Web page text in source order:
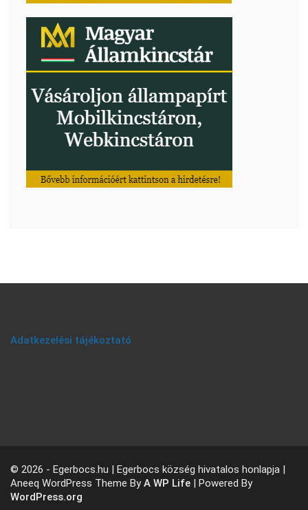
Adatkezelési tájékoztató
© 2026 - Egerbocs.hu | Egerbocs község hivatalos honlapja |
Aneeq WordPress Theme ByA WP Life | Powered By
WordPress.org